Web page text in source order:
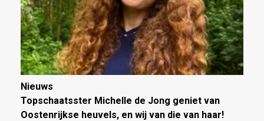
Nieuws
Topschaatsster Michelle de Jong geniet van
Oostenrijkse heuvels, en wij van die van haar!